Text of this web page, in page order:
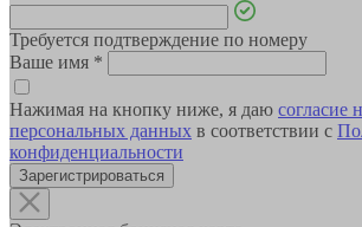
Требуется подтверждение по номеру
Ваше имя *
Нажимая на кнопку ниже, я даю согласие
персональных данных в соответствии с
конфиденциальности
Зарегистрироваться